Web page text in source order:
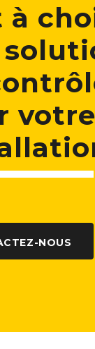
à
votre
NOUS